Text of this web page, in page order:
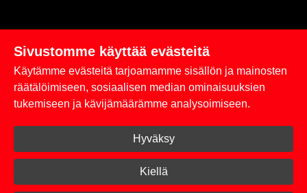
Linkit
Rekisteriseloste
Toimitus- ja maksuehdot
Kirjaudu sisään
Sivustomme käyttää evästeitä
Käytämme evästeitä tarjoamamme sisällön ja mainosten
räätälöimiseen, sosiaalisen median ominaisuuksien
tukemiseen ja kävijämäärämme analysoimiseen.
Hyväksy
Kiellä